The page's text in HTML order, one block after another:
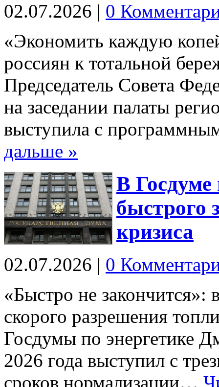
02.07.2026 | 0
«Экономить каждую
россиян к тотальной
Председатель Совета
на заседании палаты
выступила с
дальше »
В Госдуме
быстрого
кризиса
02.07.2026 | 0
«Быстро не закончится»:
скорого разрешения
Госдумы по энергетике
2026 года выступил с
сроков нормализации…